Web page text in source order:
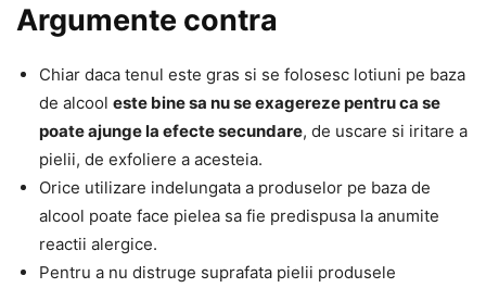
Argumente contra
Chiar daca tenul este gras si se folosesc lotiuni pe baza
de alcool este bine sa nu se exagereze pentru ca se
poate ajunge la efecte secundare, de uscare si iritare a
pielii, de exfoliere a acesteia.
Orice utilizare indelungata a produselor pe baza de
alcool poate face pielea sa fie predispusa la anumite
reactii alergice.
Pentru a nu distruge suprafata pielii produsele